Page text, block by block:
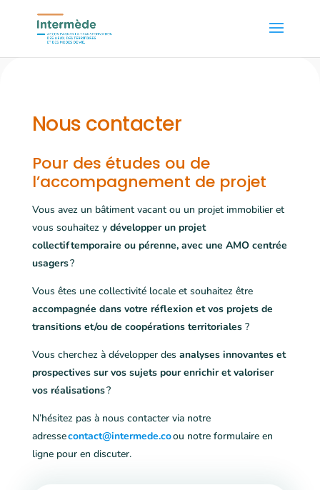
Nous contacter
Pour des études ou de
l’accompagnement de projet
Vous avez un bâtiment vacant ou un projet immobilier et
vous souhaitez y développer un projet
collectif temporaire ou pérenne, avec une AMO centrée
usagers?
Vous êtes une collectivité locale et souhaitez être
accompagnée dans votre réflexion et vos projets de
transitions et/ou de coopérations territoriales?
Vous cherchez à développer des analyses innovantes et
prospectives sur vos sujets pour enrichir et valoriser
vos réalisations?
N’hésitez pas à nous contacter via notre
adressecontact@intermede.coou notre formulaire en
ligne pour en discuter.